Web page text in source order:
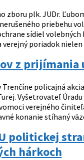
zboru plk. JUDr.
priebehu
sídiel
poriadok
z
policajná
Vyšetrovateľ
verejného
konanie stíhaný
politickej
hárkoch